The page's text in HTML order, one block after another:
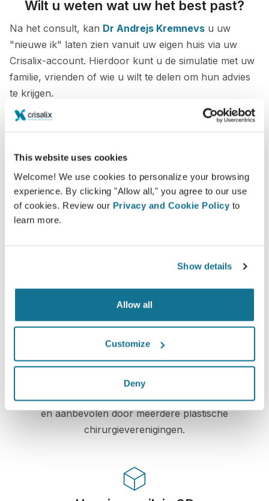
This website uses cookies
Welcome! We use cookies to personalize your browsing
experience. By clicking "Allow all," you agree to our use
of cookies. Review our Privacy and Cookie Policy to
learn more.
Show details
Allow all
Customize
Deny
Wilt u weten wat uw het best past?
Na het consult, kan Dr Andrejs Kremnevs u uw
"nieuwe ik" laten zien vanuit uw eigen huis via uw
Crisalix-account. Hierdoor kunt u de simulatie met uw
familie, vrienden of wie u wilt te delen om hun advies
te krijgen.
Veilig en zeker
informatie is beveiligd en prive.
High-Tech
De eerste online 3D simulatie voor plastische
chirurgie en esthetische procedures, reeds
gebruikt door dokters in meer dan 100 landen,
en aanbevolen door meerdere plastische
chirurgieverenigingen.